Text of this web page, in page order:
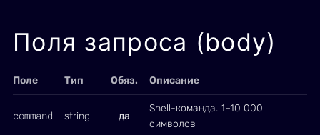
Поля запроса (body)
Поле Тип Обяз. Описание
command string да
Shell-команда. 1–10 000
символов